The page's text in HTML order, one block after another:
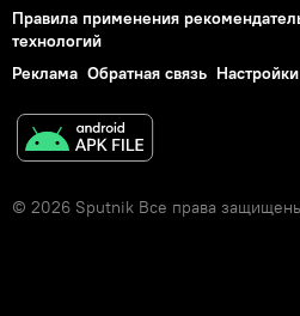
Правила применения
технологий
Реклама Обратная связь
© 2026 Sputnik Все права